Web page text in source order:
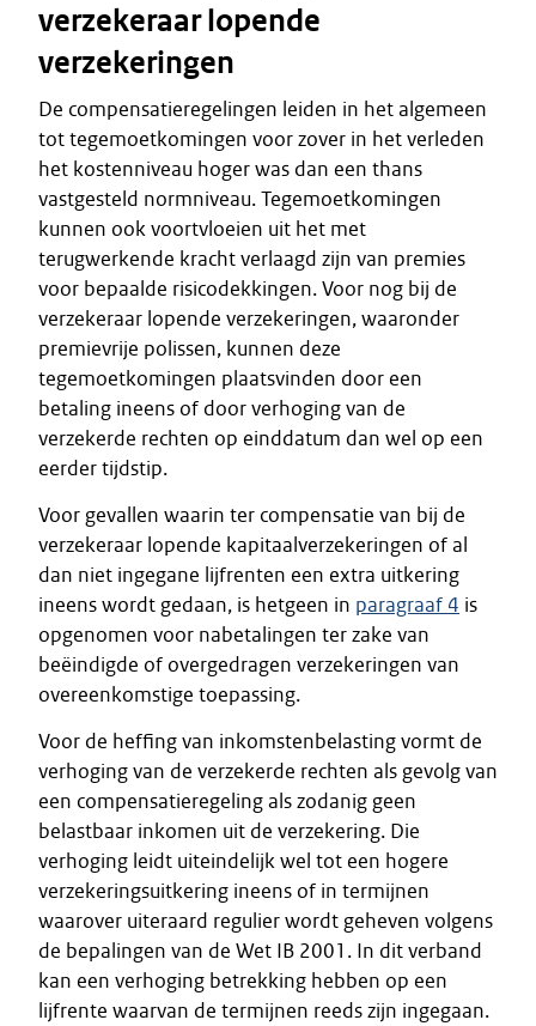
verzekeraar lopende
verzekeringen
De compensatieregelingen leiden in het algemeen
tot tegemoetkomingen voor zover in het verleden
het kostenniveau hoger was dan een thans
vastgesteld normniveau. Tegemoetkomingen
kunnen ook voortvloeien uit het met
terugwerkende kracht verlaagd zijn van premies
voor bepaalde risicodekkingen. Voor nog bij de
verzekeraar lopende verzekeringen, waaronder
premievrije polissen, kunnen deze
tegemoetkomingen plaatsvinden door een
betaling ineens of door verhoging van de
verzekerde rechten op einddatum dan wel op een
eerder tijdstip.
Voor gevallen waarin ter compensatie van bij de
verzekeraar lopende kapitaalverzekeringen of al
dan niet ingegane lijfrenten een extra uitkering
ineens wordt gedaan, is hetgeen in paragraaf 4 is
opgenomen voor nabetalingen ter zake van
beëindigde of overgedragen verzekeringen van
overeenkomstige toepassing.
Voor de heffing van inkomstenbelasting vormt de
verhoging van de verzekerde rechten als gevolg van
een compensatieregeling als zodanig geen
belastbaar inkomen uit de verzekering. Die
verhoging leidt uiteindelijk wel tot een hogere
verzekeringsuitkering ineens of in termijnen
waarover uiteraard regulier wordt geheven volgens
de bepalingen van de Wet IB 2001. In dit verband
kan een verhoging betrekking hebben op een
lijfrente waarvan de termijnen reeds zijn ingegaan.